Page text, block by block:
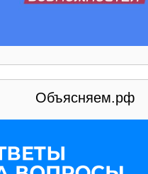
Объясняем.рф